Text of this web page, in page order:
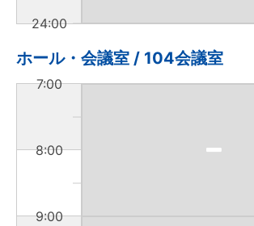
24:00
ホール・会議室 / 104会議室
7:00
8:00
9:00